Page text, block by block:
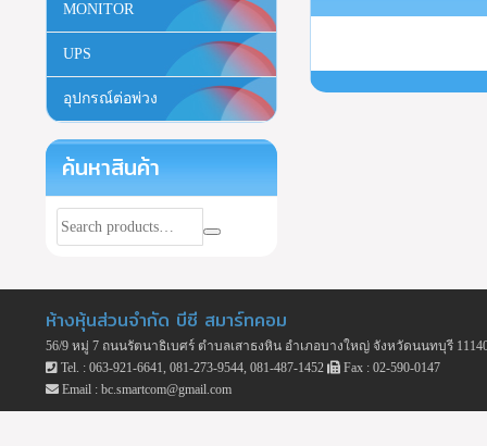
MONITOR
UPS
อุปกรณ์ต่อพ่วง
ค้นหาสินค้า
ห้างหุ้นส่วนจำกัด บีซี สมาร์ทคอม
56/9 หมู่ 7 ถนนรัตนาธิเบศร์ ตำบลเสาธงหิน อำเภอบางใหญ่ จังหวัดนนทบุรี
Tel. : 063-921-6641, 081-273-9544, 081-487-1452
Fax : 02-590-0147
Email : bc.smartcom@gmail.com